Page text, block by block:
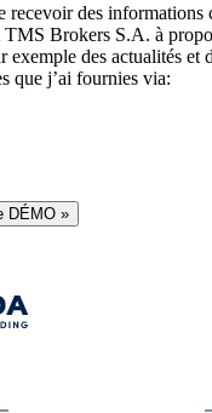
recevoir des
Brokers S.A. à
exemple des actualités et
que j’ai fournies via:
DÉMO »